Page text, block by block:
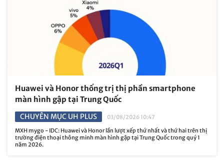
Huawei và Honor thống trị thị phần smartphone
màn hình gập tại Trung Quốc
CHUYÊN MỤC UH PLUS
03/08/2026 10:47
MXH mygo - IDC: Huawei và Honor lần lượt xếp thứ nhất và thứ hai trên thị
trường điện thoại thông minh màn hình gập tại Trung Quốc trong quý 1
năm 2026.